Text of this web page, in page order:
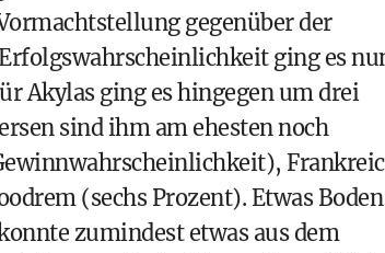
gegenüber der
ging es
Akylas ging es hingegen um drei
sind ihm am ehesten noch
(sechs Prozent). Etwas Boden
zumindest etwas aus dem